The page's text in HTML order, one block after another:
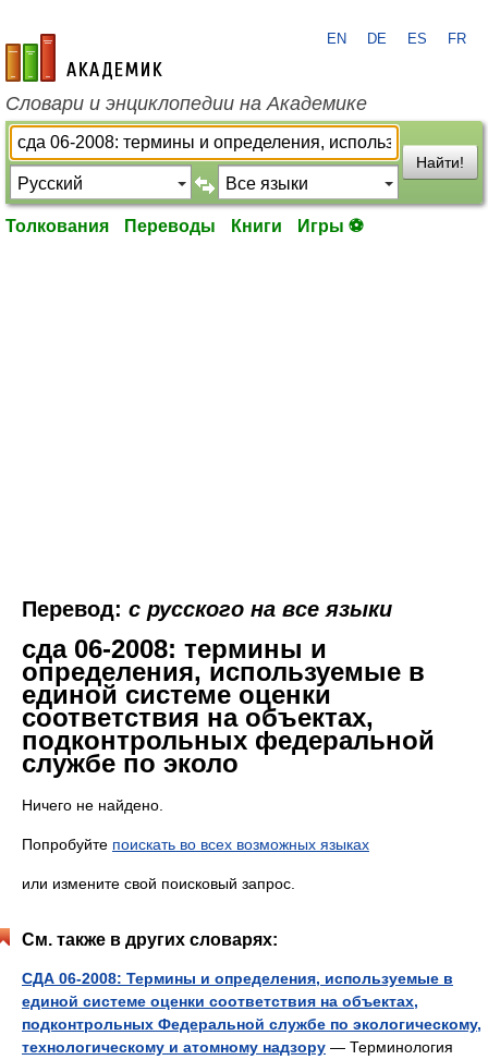
academic.ru
EN DE ES FR
Словари и энциклопедии на Академике
Найти!
Толкования Переводы Книги Игры ⚽
Перевод: с русского на все языки
сда 06-2008: термины и
определения, используемые в
единой системе оценки
соответствия на объектах,
подконтрольных федеральной
службе по эколо
Ничего не найдено.
Попробуйте поискать во всех возможных языках
или измените свой поисковый запрос.
См. также в других словарях:
СДА 06-2008: Термины и определения, используемые в
единой системе оценки соответствия на объектах,
подконтрольных Федеральной службе по экологическому,
технологическому и атомному надзору — Терминология